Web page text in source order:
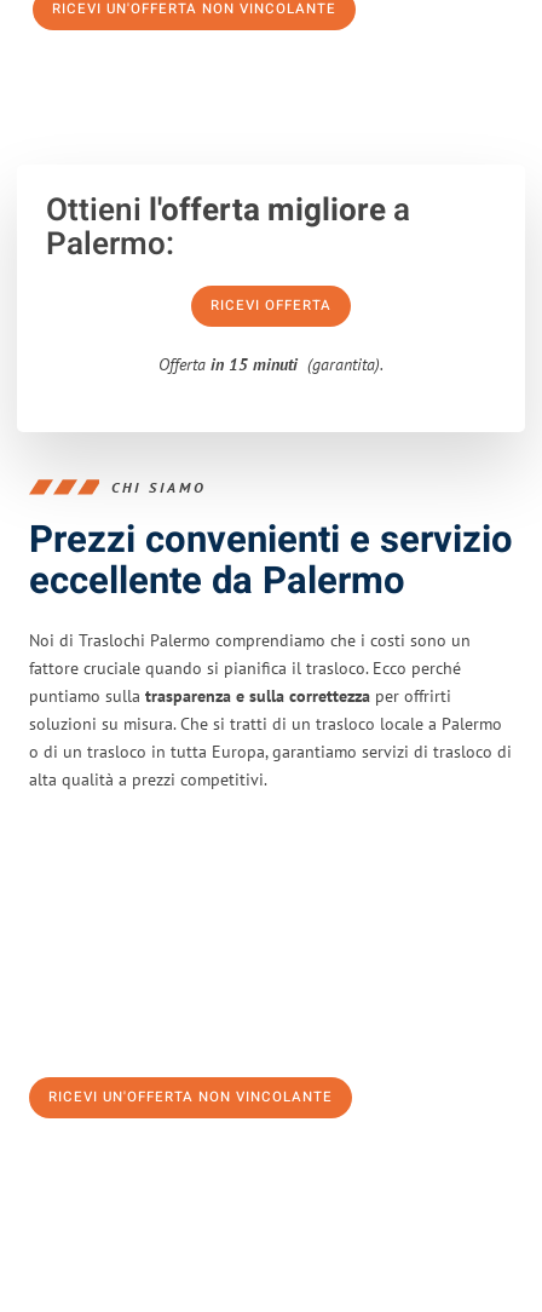
RICEVI UN'OFFERTA NON VINCOLANTE
Ottieni l'offerta migliorea
Palermo:
RICEVI OFFERTA
Offerta in 15 minuti (garantita).
CHI SIAMO
Prezzi convenienti e servizio
eccellente da Palermo
Noi di Traslochi Palermo comprendiamo che i costi sono un
fattore cruciale quando si pianifica il trasloco. Ecco perché
puntiamo sulla trasparenza e sulla correttezza per offrirti
soluzioni su misura. Che si tratti di un trasloco locale a Palermo
o di un trasloco in tutta Europa, garantiamo servizi di trasloco di
alta qualità a prezzi competitivi.
RICEVI UN'OFFERTA NON VINCOLANTE